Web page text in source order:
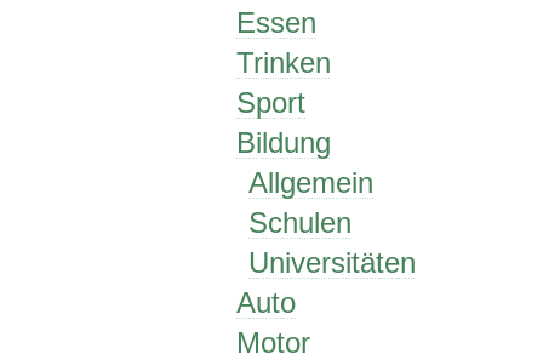
Essen
Trinken
Sport
Bildung
Allgemein
Schulen
Universitäten
Auto
Motor